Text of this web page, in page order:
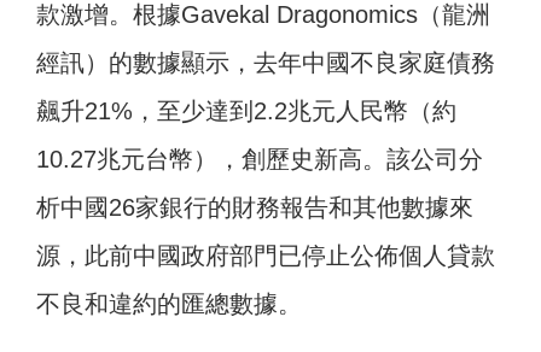
款激增。根據Gavekal Dragonomics（龍洲
經訊）的數據顯示，去年中國不良家庭債務
飆升21%，至少達到2.2兆元人民幣（約
10.27兆元台幣），創歷史新高。該公司分
析中國26家銀行的財務報告和其他數據來
源，此前中國政府部門已停止公佈個人貸款
不良和違約的匯總數據。